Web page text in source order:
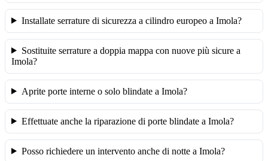
Installate serrature di sicurezza a cilindro europeo a Imola?
Sostituite serrature a doppia mappa con nuove più sicure a
Imola?
Aprite porte interne o solo blindate a Imola?
Effettuate anche la riparazione di porte blindate a Imola?
Posso richiedere un intervento anche di notte a Imola?